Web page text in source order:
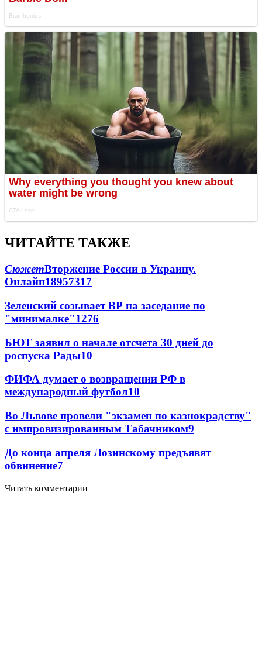
ЧИТАЙТЕ ТАКЖЕ
СюжетВторжение России в Украину.
Онлайн18957317
Зеленский созывает ВР на заседание по
"минималке"1276
БЮТ заявил о начале отсчета 30 дней до
роспуска Рады10
ФИФА думает о возвращении РФ в
международный футбол10
Во Львове провели "экзамен по казнокрадству"
с импровизированным Табачником9
До конца апреля Лозинскому предъявят
обвинение7
Читать комментарии